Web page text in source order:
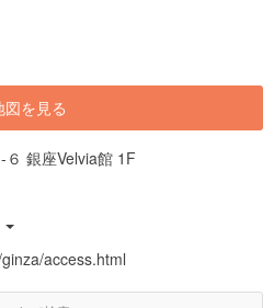
図を見る
銀座Velvia館 1F
access.html